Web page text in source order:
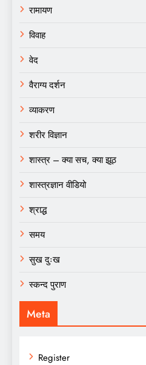
रामायण
विवाह
वेद
वैराग्य दर्शन
व्याकरण
शरीर विज्ञान
शास्त्र – क्या सच, क्या झूठ
शास्त्रज्ञान वीडियो
श्राद्ध
समय
सुख दुःख
स्कन्द पुराण
Meta
Register